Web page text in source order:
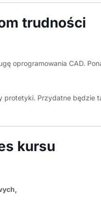
trudności
oprogramowania CAD.
protetyki. Przydatne będzie
kursu